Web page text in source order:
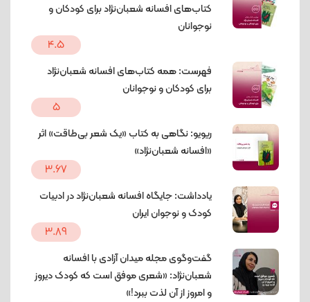
کتاب‌های افسانه شعبان‌نژاد برای کودکان و
نوجوانان
4.5
فهرست: همه کتاب‌های افسانه شعبان‌نژاد
برای کودکان و نوجوانان
5
ریویو: نگاهی به کتاب «یک شعر بی‌طاقت» اثر
«افسانه شعبان‌نژاد»
3.67
یادداشت: جایگاه افسانه شعبان‌نژاد در ادبیات
کودک و نوجوان ایران
3.89
گفت‌وگوی مجله میدان آزادی با افسانه
شعبان‌نژاد: «شعری موفق است که کودک دیروز
و امروز از آن لذت ببرد!»